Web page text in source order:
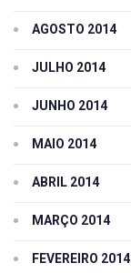
AGOSTO 2014
JULHO 2014
JUNHO 2014
MAIO 2014
ABRIL 2014
MARÇO 2014
FEVEREIRO 2014